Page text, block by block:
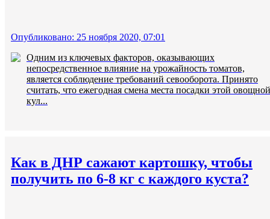
Опубликовано: 25 ноября 2020, 07:01
Одним из ключевых факторов, оказывающих
непосредственное влияние на урожайность томатов,
является соблюдение требований севооборота. Принято
считать, что ежегодная смена места посадки этой овощной
кул...
Как в ДНР сажают картошку, чтобы
получить по 6-8 кг с каждого куста?